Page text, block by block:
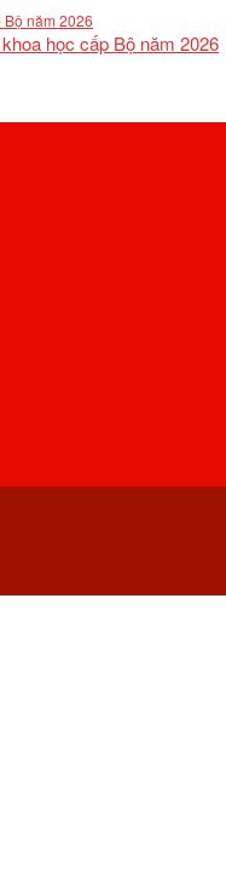
học cấp Bộ năm 2026